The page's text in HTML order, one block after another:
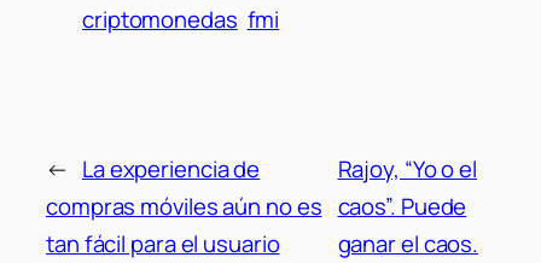
criptomonedas fmi
← La experiencia de
compras móviles aún no es
tan fácil para el usuario
Rajoy, “Yo o el
caos”. Puede
ganar el caos.